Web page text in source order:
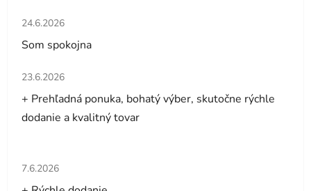
Hodnotenie obchodu je 5 z 5 hviezdičiek.
24.6.2026
Som spokojna
Hodnotenie obchodu je 5 z 5 hviezdičiek.
23.6.2026
+ Prehľadná ponuka, bohatý výber, skutočne rýchle
dodanie a kvalitný tovar
Hodnotenie obchodu je 5 z 5 hviezdičiek.
7.6.2026